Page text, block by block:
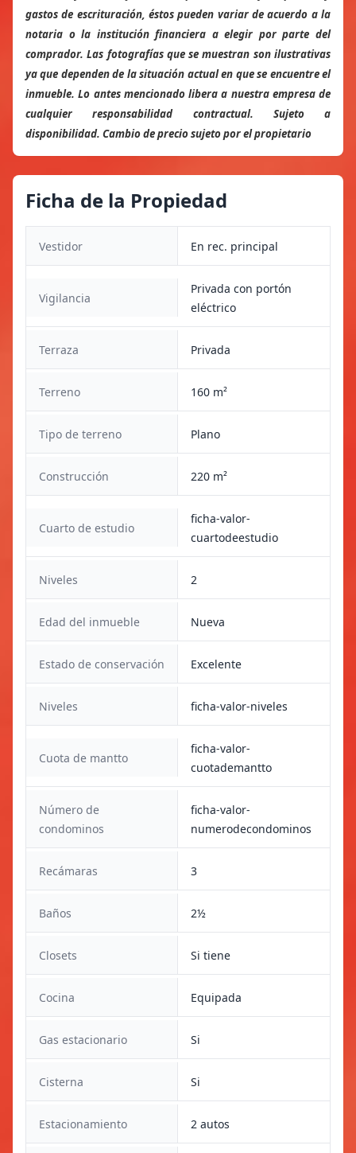
gastos de escrituración, éstos pueden variar de acuerdo a la
notaria o la institución financiera a elegir por parte del
comprador. Las fotografías que se muestran son ilustrativas
ya que dependen de la situación actual en que se encuentre el
inmueble. Lo antes mencionado libera a nuestra empresa de
cualquier responsabilidad contractual. Sujeto a
disponibilidad. Cambio de precio sujeto por el propietario
Ficha de la Propiedad
Vestidor En rec. principal
Vigilancia
Privada con portón
eléctrico
Terraza Privada
Terreno 160 m²
Tipo de terreno Plano
Construcción 220 m²
Cuarto de estudio
ficha-valor-
cuartodeestudio
Niveles 2
Edad del inmueble Nueva
Estado de conservación Excelente
Niveles ficha-valor-niveles
Cuota de mantto
ficha-valor-
cuotademantto
Número de
condominos
ficha-valor-
numerodecondominos
Recámaras 3
Baños 2½
Closets Si tiene
Cocina Equipada
Gas estacionario Si
Cisterna Si
Estacionamiento 2 autos